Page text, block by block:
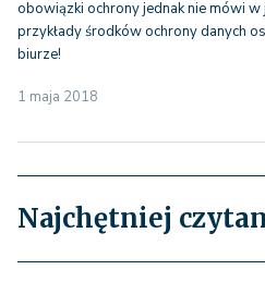
obowiązki ochrony jednak nie mówi
przykłady środków ochrony danych
biurze!
1 maja 2018
Najchętniej